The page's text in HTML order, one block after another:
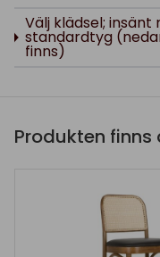
Välj klädsel;
standardtyg
finns)
Produkten finns